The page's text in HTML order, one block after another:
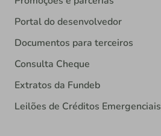
Portal do desenvolvedor
Documentos para terceiros
Consulta Cheque
Extratos da Fundeb
Leilões de Créditos Emergenciais